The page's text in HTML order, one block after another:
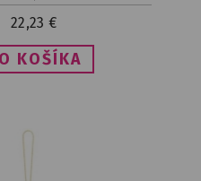
22,23 €